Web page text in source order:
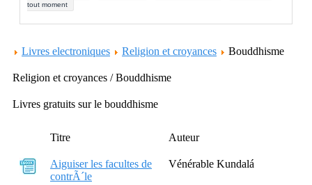
tout moment
Livres electroniques Religion et croyances Bouddhisme
Religion et croyances / Bouddhisme
Livres gratuits sur le bouddhisme
Titre Auteur
Aiguiser les facultes de
contrÃ´le
Vénérable Kundalá